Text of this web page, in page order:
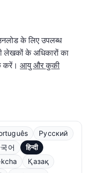
के लिए उपलब्ध
लेखकों के अधिकारों का
करें। आयु और कुकी
Русский
어
हिन्दी
Қазақ